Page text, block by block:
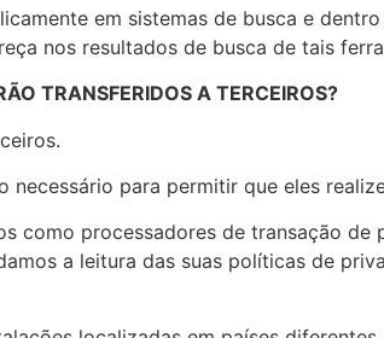
em sistemas de busca e
nos resultados de busca de tais
TRANSFERIDOS A TERCEIROS?
para permitir que eles
como processadores de transação de
a leitura das suas políticas de